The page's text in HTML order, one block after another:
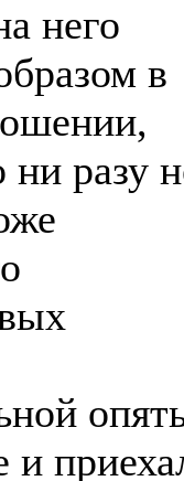
него
в
разу
и